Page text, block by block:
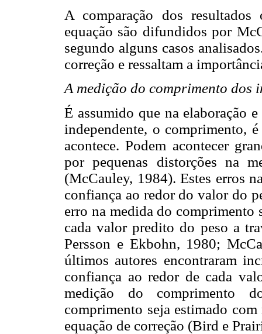
A comparação dos
equação são difundidos por
segundo alguns casos
correção e ressaltam a
A medição do comprimento dos
É assumido que na elaboração
independente, o comprimento,
acontece. Podem acontecer
por pequenas distorções na
(McCauley, 1984). Estes erros
confiança ao redor do valor do
erro na medida do comprimento
cada valor predito do peso a
Persson e Ekbohn, 1980;
últimos autores encontraram
confiança ao redor de cada
medição do comprimento
comprimento seja estimado
equação de correção (Bird e